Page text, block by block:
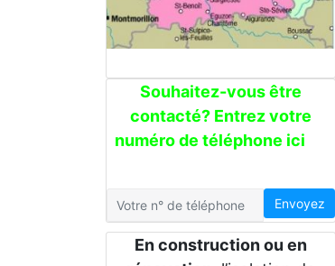
Souhaitez-vous être
contacté? Entrez votre
numéro de téléphone ici
Envoyez
En construction ou en